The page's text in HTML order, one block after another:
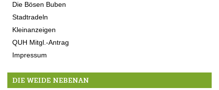
Die Bösen Buben
Stadtradeln
Kleinanzeigen
QUH Mitgl.-Antrag
Impressum
DIE WEIDE NEBENAN